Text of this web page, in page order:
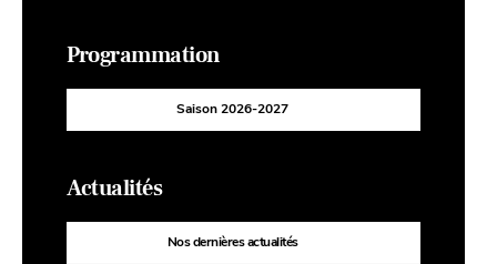
Programmation
Saison 2026-2027
Actualités
Nos dernières actualités